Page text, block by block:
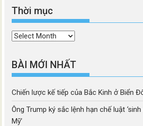
Thời mục
Thời
BÀI MỚI NHẤT
Chiến lược kế tiếp của Bắc Kinh ở Biển
Ông Trump ký sắc lệnh hạn chế luật
Mỹ’